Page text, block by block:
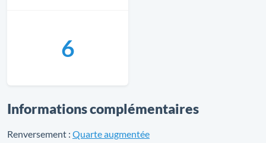
6
Informations complémentaires
Renversement : Quarte augmentée